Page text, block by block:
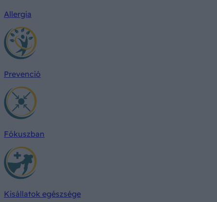
Allergia
Prevenció
Fókuszban
Kisállatok egészsége